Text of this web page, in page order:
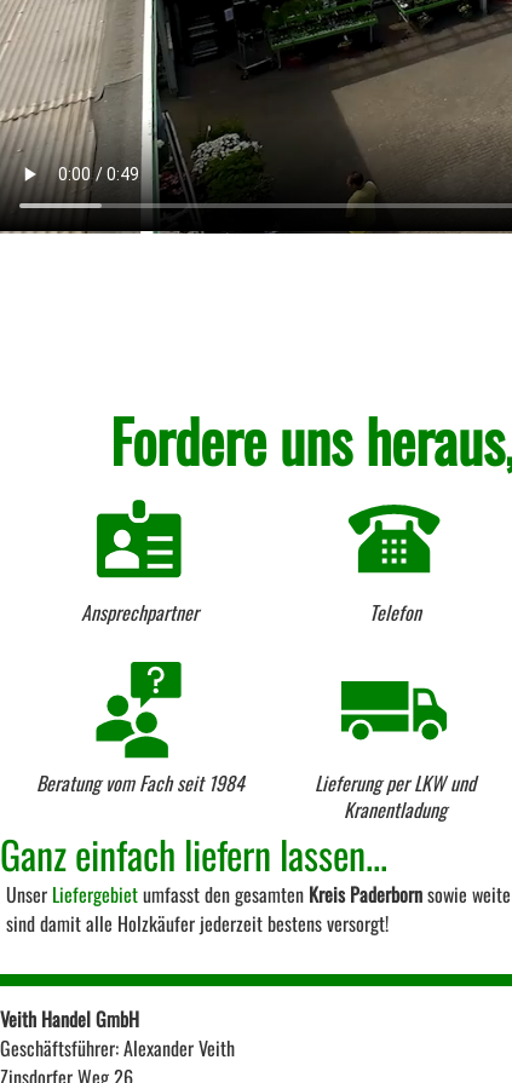
Fordere uns
Ansprechpartner Telefon
Beratung vom Fach seit 1984
Lieferung per LKW und
Kranentladung
Ganz einfach liefern lassen...
Unser Liefergebietumfasst den gesamten Kreis Paderbornsowie
sind damit alle Holzkäufer jederzeit bestens versorgt!
Veith Handel GmbH
Geschäftsführer: Alexander Veith
Zinsdorfer Weg 26